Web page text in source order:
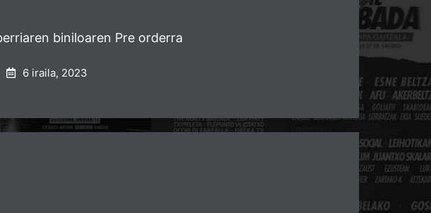
biniloaren Pre orderra
6 iraila, 2023